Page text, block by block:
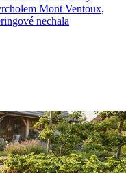
Mont Ventoux,
nechala